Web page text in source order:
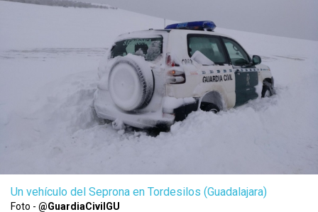
Un vehículo del Seprona en Tordesilos (Guadalajara)
Foto - @GuardiaCivilGU